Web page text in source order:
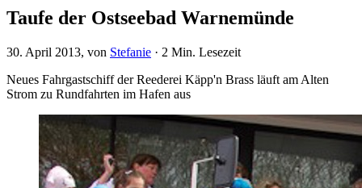
Taufe der Ostseebad Warnemünde
30. April 2013, von Stefanie · 2 Min. Lesezeit
Neues Fahrgastschiff der Reederei Käpp'n Brass läuft am Alten
Strom zu Rundfahrten im Hafen aus